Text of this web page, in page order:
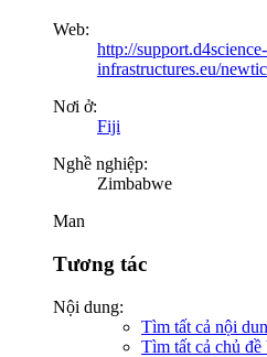
Web:
http://
infrastructures.eu/
Nơi ở:
Fiji
Nghề nghiệp:
Zimbabwe
Man
Tương tác
Nội dung:
Tìm tất cả nội
Tìm tất cả chủ